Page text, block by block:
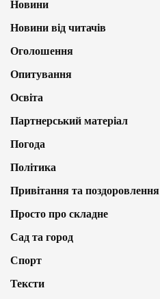
Новини
Новини від читачів
Оголошення
Опитування
Освіта
Партнерський матеріал
Погода
Політика
Привітання та поздоровлення
Просто про складне
Сад та город
Спорт
Тексти